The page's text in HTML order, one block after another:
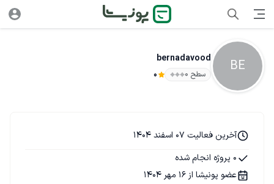
BE
bernadavood
سطح ۰ 0
آخرین فعالیت 07 اسفند 1404
0 پروژه انجام شده
عضو پونیشا از 16 مهر 1404